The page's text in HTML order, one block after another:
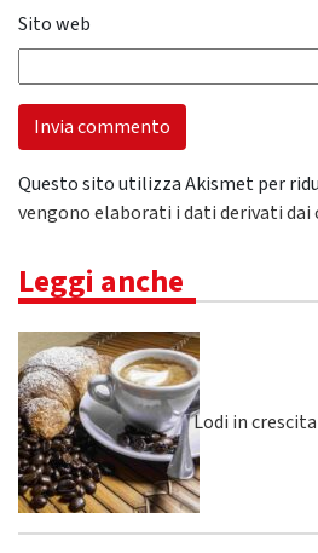
Sito web
Questo sito utilizza Akismet per
vengono elaborati i dati derivati
Leggi anche
Lodi in